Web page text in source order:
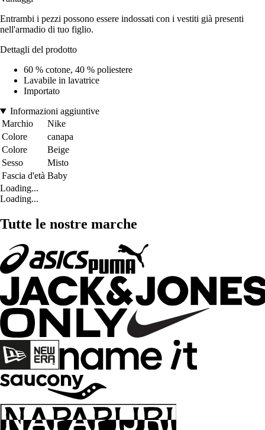
Entrambi i pezzi possono essere indossati con i vestiti già presenti
nell'armadio di tuo figlio.
Dettagli del prodotto
60 % cotone, 40 % poliestere
Lavabile in lavatrice
Importato
Informazioni aggiuntive
Marchio
Nike
Colore
canapa
Colore
Beige
Sesso
Misto
Fascia d'età Baby
Loading...
Loading...
Tutte le nostre marche